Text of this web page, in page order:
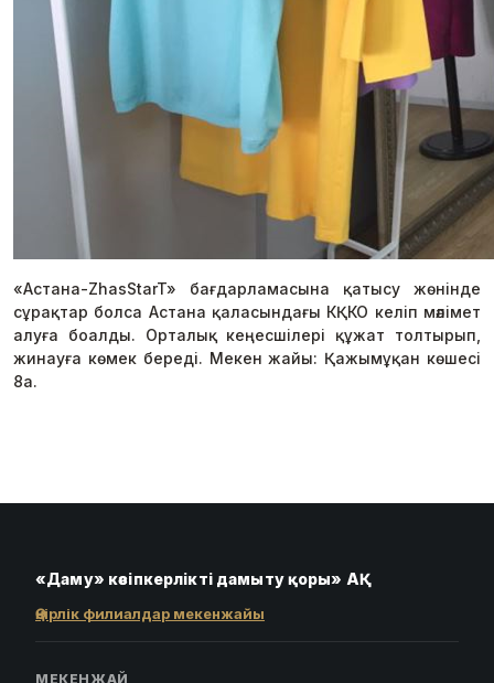
«Астана-ZhasStarT» бағдарламасына қатысу жөнінде
сұрақтар болса Астана қаласындағы КҚКО келіп мәлімет
алуға боалды. Орталық кеңесшілері құжат толтырып,
жинауға көмек береді. Мекен жайы: Қажымұқан көшесі
8а.
«Даму» кәсіпкерлікті дамыту қоры» АҚ
Өңірлік филиалдар мекенжайы
МЕКЕНЖАЙ